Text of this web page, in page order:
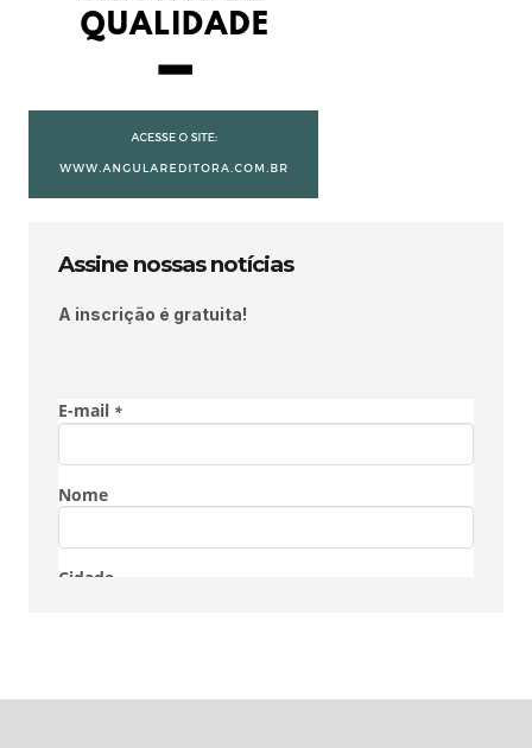
Assine nossas notícias
A inscrição é gratuita!